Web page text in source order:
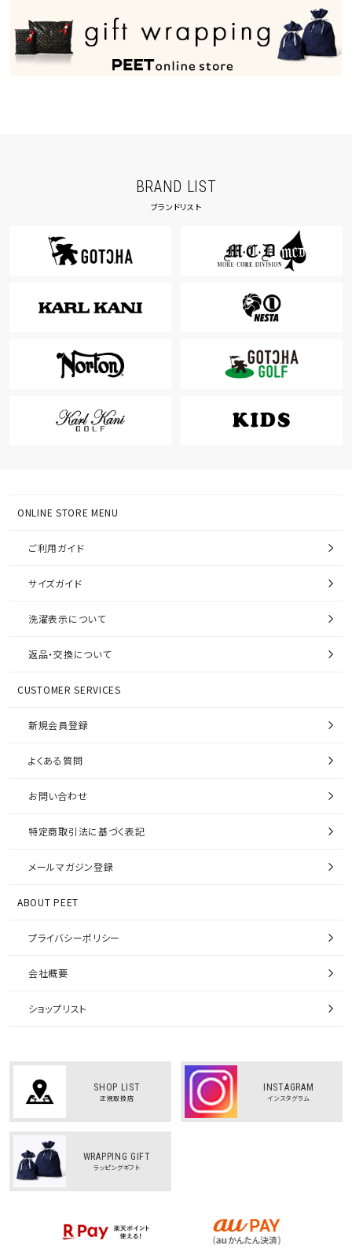
BRAND LIST
ブランドリスト
ONLINE STORE MENU
ご利用ガイド
サイズガイド
洗濯表示について
返品・交換について
CUSTOMER SERVICES
新規会員登録
よくある質問
お問い合わせ
特定商取引法に基づく表記
メールマガジン登録
ABOUT PEET
プライバシーポリシー
会社概要
ショップリスト
SHOP LIST
正規取扱店
INSTAGRAM
インスタグラム
WRAPPING GIFT
ラッピングギフト